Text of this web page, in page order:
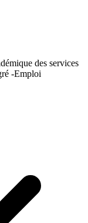
des services
-Emploi